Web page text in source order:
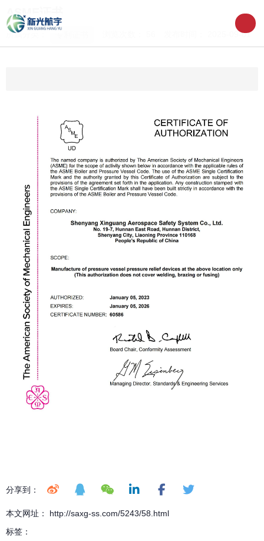
ASME证书
所属分类： 发布时间： 2025-09-01
分享到：
本文网址： http://saxg-ss.com/5243/58.html
标签：